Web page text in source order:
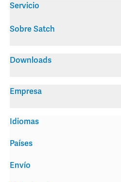
Servicio
Sobre Satch
Downloads
Empresa
Envío
Idiomas
Países